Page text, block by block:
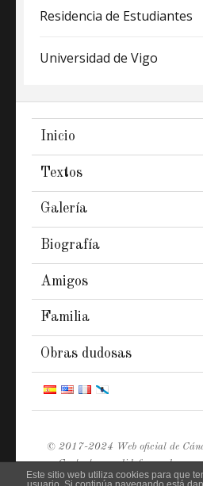
Residencia de Estudiantes
Universidad de Vigo
Inicio
Textos
Galería
Biografía
Amigos
Familia
Obras dudosas
© 2017-2024 Web oficial de
Contacto:
Diseño y desarrollo web
Este sitio web utiliza cookies para que